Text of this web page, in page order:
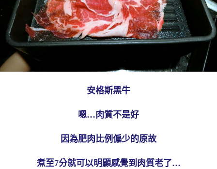
安格斯黑牛
嗯…肉質不是好
因為肥肉比例偏少的原故
煮至7分就可以明顯感覺到肉質老了…